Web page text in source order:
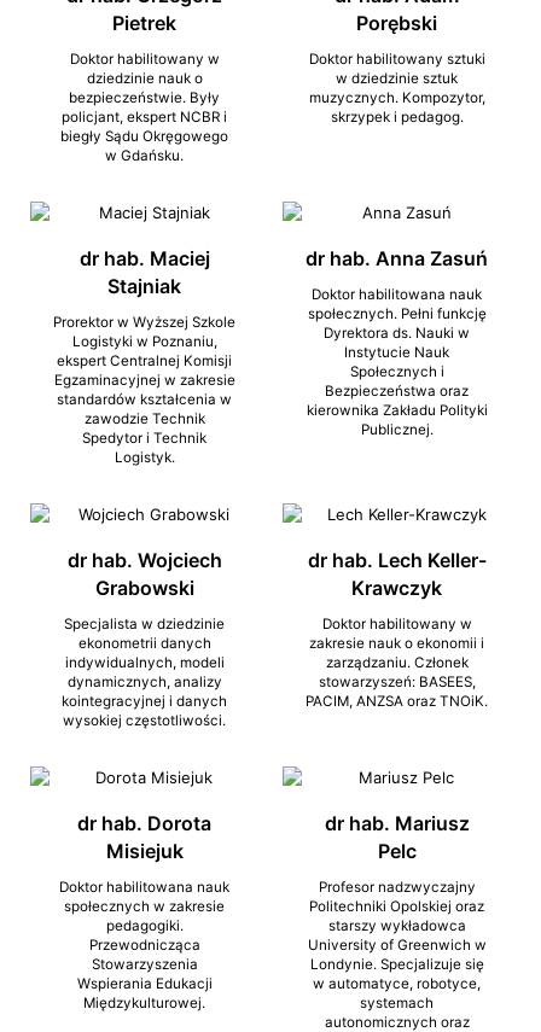
Pietrek
Doktor habilitowany w
dziedzinie nauk o
bezpieczeństwie. Były
policjant, ekspert NCBR i
biegły Sądu Okręgowego
w Gdańsku.
Porębski
Doktor habilitowany sztuki
w dziedzinie sztuk
muzycznych. Kompozytor,
skrzypek i pedagog.
dr hab. Maciej
Stajniak
Prorektor w Wyższej Szkole
Logistyki w Poznaniu,
ekspert Centralnej Komisji
Egzaminacyjnej w zakresie
standardów kształcenia w
zawodzie Technik
Spedytor i Technik
Logistyk.
dr hab. Anna Zasuń
Doktor habilitowana nauk
społecznych. Pełni funkcję
Dyrektora ds. Nauki w
Instytucie Nauk
Społecznych i
Bezpieczeństwa oraz
kierownika Zakładu Polityki
Publicznej.
dr hab. Wojciech
Grabowski
Specjalista w dziedzinie
ekonometrii danych
indywidualnych, modeli
dynamicznych, analizy
kointegracyjnej i danych
wysokiej częstotliwości.
dr hab. Lech Keller-
Krawczyk
Doktor habilitowany w
zakresie nauk o ekonomii i
zarządzaniu. Członek
stowarzyszeń: BASEES,
PACIM, ANZSA oraz TNOiK.
dr hab. Dorota
Misiejuk
Doktor habilitowana nauk
społecznych w zakresie
pedagogiki.
Przewodnicząca
Stowarzyszenia
Wspierania Edukacji
Międzykulturowej.
dr hab. Mariusz
Pelc
Profesor nadzwyczajny
Politechniki Opolskiej oraz
starszy wykładowca
University of Greenwich w
Londynie. Specjalizuje się
w automatyce, robotyce,
systemach
autonomicznych oraz